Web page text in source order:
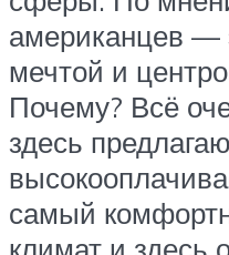
американцев —
мечтой и
Почему? Всё
здесь
самый